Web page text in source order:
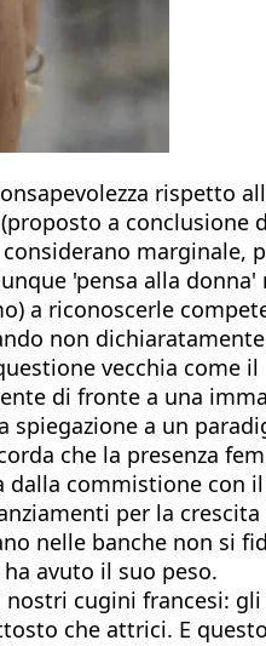
rispetto
a conclusione
'pensa alla
a riconoscerle
non
vecchia come
di fronte a una
a un
che la presenza
commistione
per la
nelle banche non si
avuto il suo peso.
cugini francesi:
che attrici. E